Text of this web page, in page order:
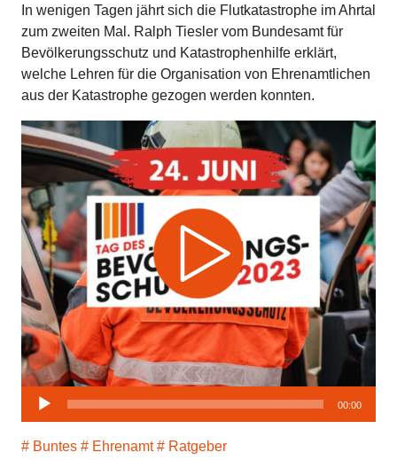
In wenigen Tagen jährt sich die Flutkatastrophe im Ahrtal
zum zweiten Mal. Ralph Tiesler vom Bundesamt für
Bevölkerungsschutz und Katastrophenhilfe erklärt,
welche Lehren für die Organisation von Ehrenamtlichen
aus der Katastrophe gezogen werden konnten.
Buntes Ehrenamt Ratgeber
Audio-
00:00